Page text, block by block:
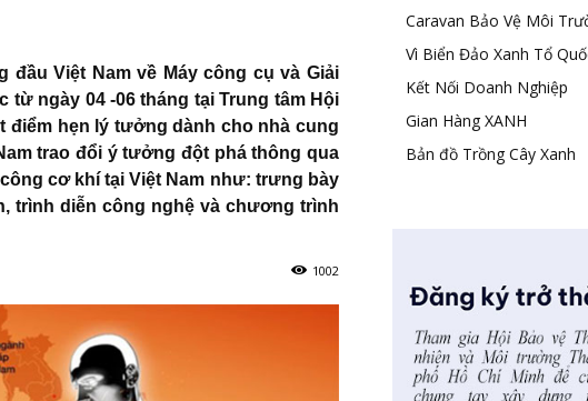
đầu Việt Nam về Máy công cụ và Giải
ngày 04 -06 tháng tại Trung tâm Hội
điểm hẹn lý tưởng dành cho nhà cung
trao đổi ý tưởng đột phá thông qua
cơ khí tại Việt Nam như: trưng bày
trình diễn công nghệ và chương trình
1002
Caravan Bảo Vệ Môi
Vì Biển Đảo Xanh Tổ
Kết Nối Doanh Nghiệp
Gian Hàng XANH
Bản đồ Trồng Cây Xanh